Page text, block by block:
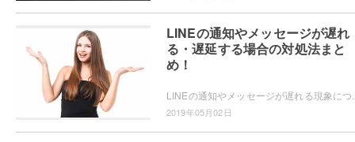
LINEの通知やメッセージが遅れ
る・遅延する場合の対処法まと
め！
2019年05月02日